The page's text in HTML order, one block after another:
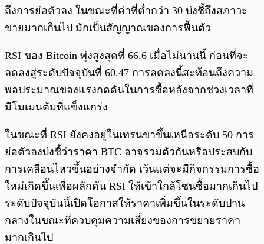
ถึงการย่อตัวลง ในขณะที่ค่าที่ต่ำกว่า 30 บ่งชี้ถึงสภาวะ
ขายมากเกินไป มักเป็นสัญญาณของการฟื้นตัว
RSI ของ Bitcoin พุ่งสูงสุดที่ 66.6 เมื่อไม่นานนี้ ก่อนที่จะ
ลดลงสู่ระดับปัจจุบันที่ 60.47 การลดลงนี้สะท้อนถึงความ
พอประมาณของแรงกดดันในการซื้อหลังจากช่วงเวลาที่
มีโมเมนตัมที่แข็งแกร่ง
ในขณะที่ RSI ยังคงอยู่ในเทรนขาขึ้นเหนือระดับ 50 การ
ย่อตัวลงบ่งชี้ว่าราคา BTC อาจรวมตัวกันหรือประสบกับ
การเคลื่อนไหวขึ้นอย่างจำกัด เว้นแต่จะมีกิจกรรมการซื้อ
ใหม่เกิดขึ้นเพื่อผลักดัน RSI ให้เข้าใกล้โซนซื้อมากเกินไป
ระดับปัจจุบันนี้เปิดโอกาสให้ราคาเพิ่มขึ้นในระดับปาน
กลางในขณะที่ควบคุมความเสี่ยงของการขยายราคา
มากเกินไป